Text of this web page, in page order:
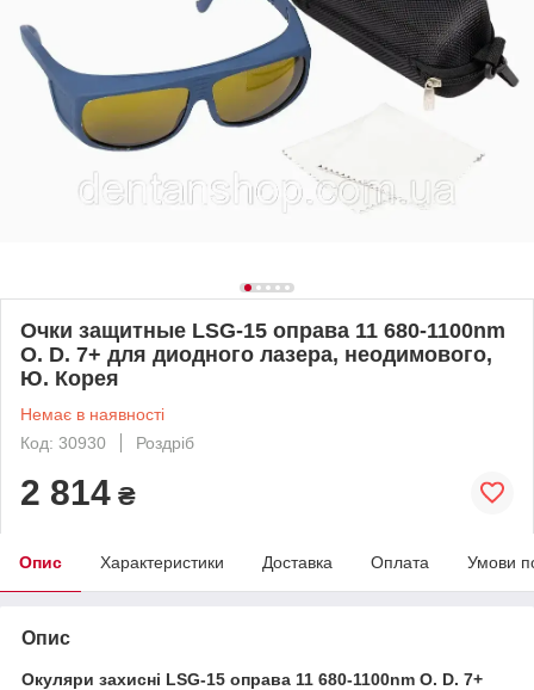
Очки защитные LSG-15 оправа 11 680-1100nm
O. D. 7+ для диодного лазера, неодимового,
Ю. Корея
Немає в наявності
Код: 30930
Роздріб
2 814 ₴
Опис Характеристики Доставка Оплата Умови
Опис
Окуляри захисні LSG-15 оправа 11 680-1100nm O. D. 7+